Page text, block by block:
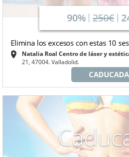
90% 250€
Elimina los excesos con estas 10
Natalia Roal Centro de láser y
21, 47004. Valladolid.
CADUCADA